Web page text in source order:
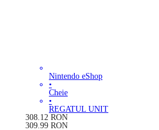
Nintendo eShop
•
Cheie
•
REGATUL UNIT
308.12 RON
309.99 RON